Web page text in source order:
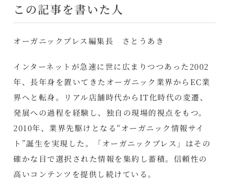
この記事を書いた人
オーガニックプレス編集長 さとうあき
インターネットが急速に世に広まりつつあった2002
年、長年身を置いてきたオーガニック業界からEC業
界へと転身。リアル店舗時代からIT化時代の変遷、
発展への過程を経験し、独自の現場的視点をもつ。
2010年、業界先駆けとなる“オーガニック情報サイ
ト”誕生を実現した。「オーガニックプレス」はその
確かな目で選択された情報を集約し蓄積。信頼性の
高いコンテンツを提供し続けている。